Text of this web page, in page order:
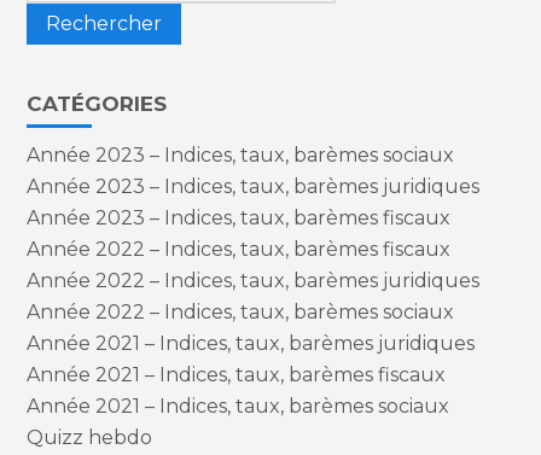
CATÉGORIES
Année 2023 – Indices, taux, barèmes sociaux
Année 2023 – Indices, taux, barèmes juridiques
Année 2023 – Indices, taux, barèmes fiscaux
Année 2022 – Indices, taux, barèmes fiscaux
Année 2022 – Indices, taux, barèmes juridiques
Année 2022 – Indices, taux, barèmes sociaux
Année 2021 – Indices, taux, barèmes juridiques
Année 2021 – Indices, taux, barèmes fiscaux
Année 2021 – Indices, taux, barèmes sociaux
Quizz hebdo